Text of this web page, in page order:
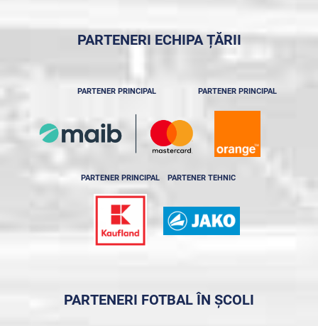
PARTENERI ECHIPA ȚĂRII
PARTENER PRINCIPAL PARTENER PRINCIPAL
PARTENER PRINCIPAL PARTENER TEHNIC
PARTENERI FOTBAL ÎN ȘCOLI